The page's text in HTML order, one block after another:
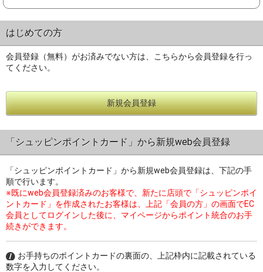
はじめての方
会員登録（無料）がお済みでない方は、こちらから会員登録を行っ
てください。
新規会員登録
「シュッピンポイントカード」から新規web会員登録
「シュッピンポイントカード」から新規web会員登録は、下記の手
順で行います。
※既にweb会員登録済みのお客様で、新たに店頭で「シュッピンポイ
ントカード」を作成されたお客様は、上記「会員の方」の画面でEC
会員としてログインした後に、マイページからポイント統合のお手
続きができます。
お手持ちのポイントカードの裏面の、上記枠内に記載されている
数字を入力してください。